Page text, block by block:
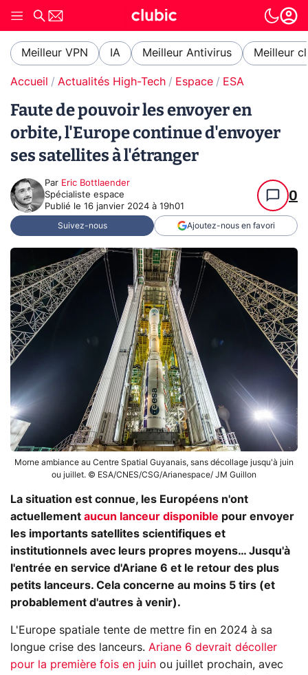
Meilleur VPN IA Meilleur Antivirus Meilleur
Accueil Actualités High-Tech Espace ESA
Faute de pouvoir les envoyer en
orbite, l'Europe continue d'envoyer
ses satellites à l'étranger
Par Eric Bottlaender
Spécialiste espace
Publié le 16 janvier 2024 à 19h01
0
Suivez-nous Ajoutez-nous en favori
Morne ambiance au Centre Spatial Guyanais, sans décollage jusqu'à juin
ou juillet. © ESA/CNES/CSG/Arianespace/ JM Guillon
La situation est connue, les Européens n'ont
actuellement aucun lanceur disponible pour envoyer
les importants satellites scientifiques et
institutionnels avec leurs propres moyens… Jusqu'à
l'entrée en service d'Ariane 6 et le retour des plus
petits lanceurs. Cela concerne au moins 5 tirs (et
probablement d'autres à venir).
L'Europe spatiale tente de mettre fin en 2024 à sa
longue crise des lanceurs. Ariane 6 devrait décoller
pour la première fois en juin ou juillet prochain, avec